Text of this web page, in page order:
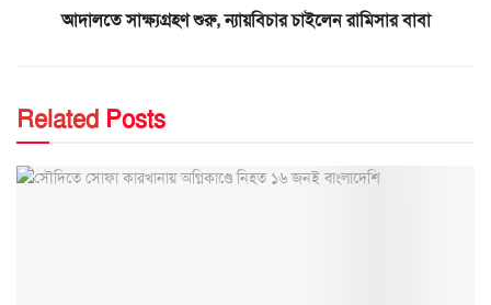
আদালতে সাক্ষ্যগ্রহণ শুরু, ন্যায়বিচার চাইলেন রামিসার বাবা
Related Posts